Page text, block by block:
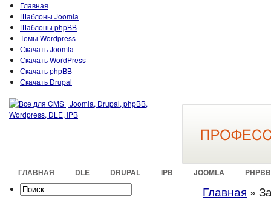
Главная
Шаблоны Joomla
Шаблоны phpBB
Темы Wordpress
Скачать Joomla
Скачать WordPress
Скачать phpBB
Скачать Drupal
ГЛАВНАЯ DLE DRUPAL IPB JOOMLA PHPBB
Главная »